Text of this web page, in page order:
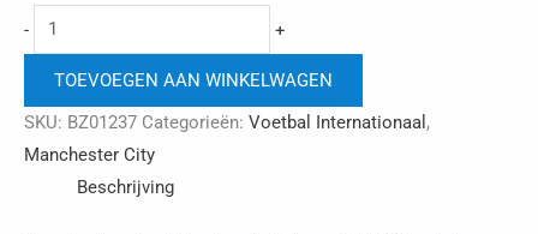
-
Manchester
city
dekbedovertrek
1
per
aantal
+
TOEVOEGEN AAN WINKELWAGEN
SKU: BZ01237 Categorieën: Voetbal Internationaal ,
Manchester City
Beschrijving